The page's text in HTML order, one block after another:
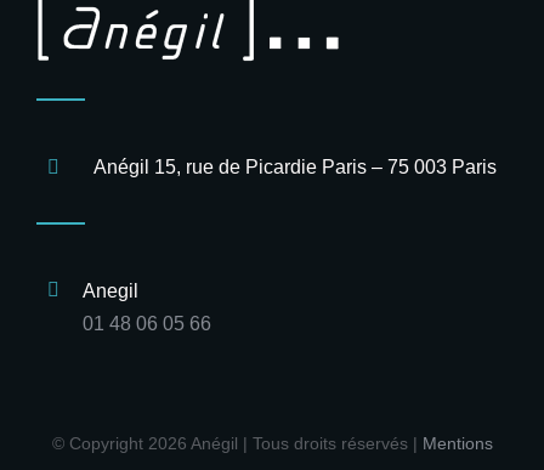
Anégil 15, rue de Picardie Paris – 75 003 Paris
Anegil
01 48 06 05 66
© Copyright 2026 Anégil | Tous droits réservés | Mentions